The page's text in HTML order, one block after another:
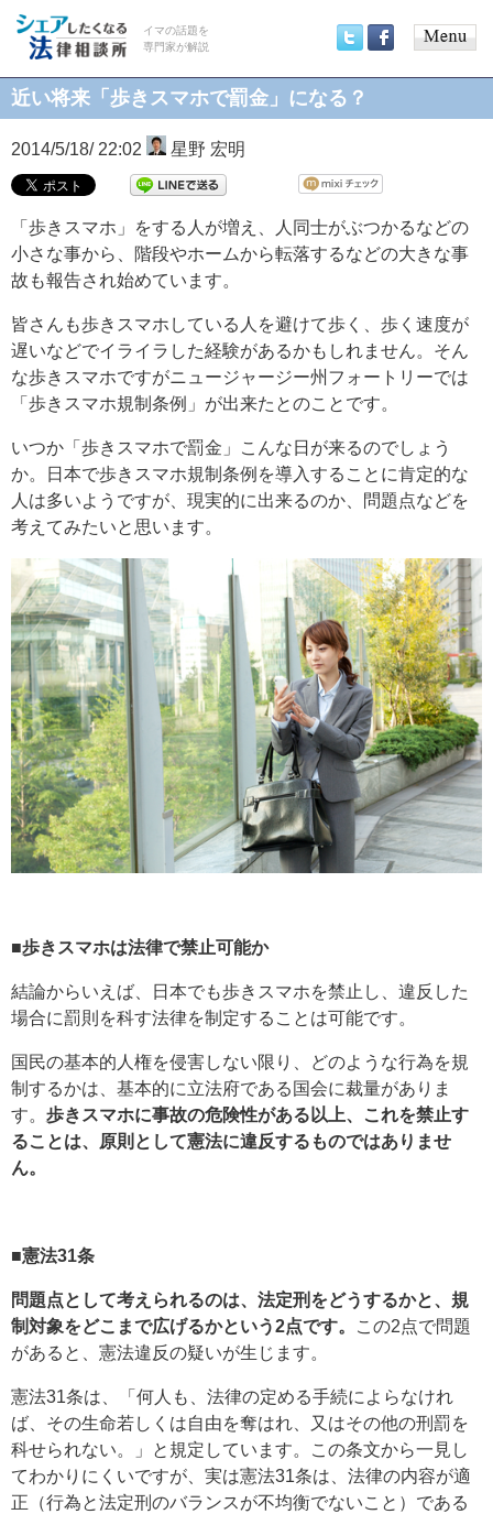
イマの話題を
専門家が解説
menu
近い将来「歩きスマホで罰金」になる？
2014/5/18/ 22:02 星野 宏明
「歩きスマホ」をする人が増え、人同士がぶつかるなどの
小さな事から、階段やホームから転落するなどの大きな事
故も報告され始めています。
皆さんも歩きスマホしている人を避けて歩く、歩く速度が
遅いなどでイライラした経験があるかもしれません。そん
な歩きスマホですがニュージャージー州フォートリーでは
「歩きスマホ規制条例」が出来たとのことです。
いつか「歩きスマホで罰金」こんな日が来るのでしょう
か。日本で歩きスマホ規制条例を導入することに肯定的な
人は多いようですが、現実的に出来るのか、問題点などを
考えてみたいと思います。
■歩きスマホは法律で禁止可能か
結論からいえば、日本でも歩きスマホを禁止し、違反した
場合に罰則を科す法律を制定することは可能です。
国民の基本的人権を侵害しない限り、どのような行為を規
制するかは、基本的に立法府である国会に裁量がありま
す。 歩きスマホに事故の危険性がある以上、これを禁止す
ることは、原則として憲法に違反するものではありませ
ん。
■憲法31条
問題点として考えられるのは、法定刑をどうするかと、規
制対象をどこまで広げるかという2点です。
この2点で問題
があると、憲法違反の疑いが生じます。
憲法31条は、「何人も、法律の定める手続によらなけれ
ば、その生命若しくは自由を奪はれ、又はその他の刑罰を
科せられない。」と規定しています。この条文から一見し
てわかりにくいですが、実は憲法31条は、法律の内容が適
正（行為と法定刑のバランスが不均衡でないこと）である